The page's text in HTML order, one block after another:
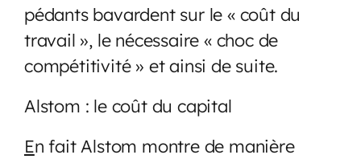
pédants bavardent sur le « coût du
travail », le nécessaire « choc de
compétitivité » et ainsi de suite.
Alstom : le coût du capital
En fait Alstom montre de manière